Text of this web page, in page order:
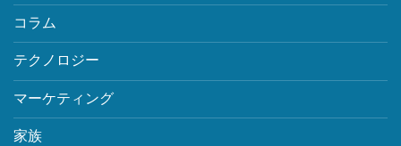
コラム
テクノロジー
マーケティング
家族